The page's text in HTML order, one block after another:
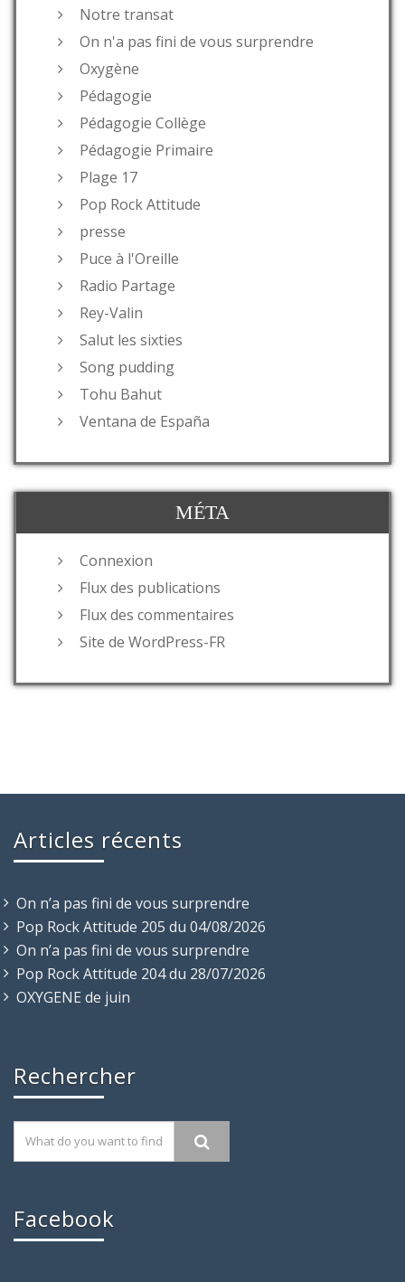
Notre transat
On n'a pas fini de vous surprendre
Oxygène
Pédagogie
Pédagogie Collège
Pédagogie Primaire
Plage 17
Pop Rock Attitude
presse
Puce à l'Oreille
Radio Partage
Rey-Valin
Salut les sixties
Song pudding
Tohu Bahut
Ventana de España
MÉTA
Connexion
Flux des publications
Flux des commentaires
Site de WordPress-FR
Articles récents
On n’a pas fini de vous surprendre
Pop Rock Attitude 205 du 04/08/2026
On n’a pas fini de vous surprendre
Pop Rock Attitude 204 du 28/07/2026
OXYGENE de juin
Rechercher
Facebook